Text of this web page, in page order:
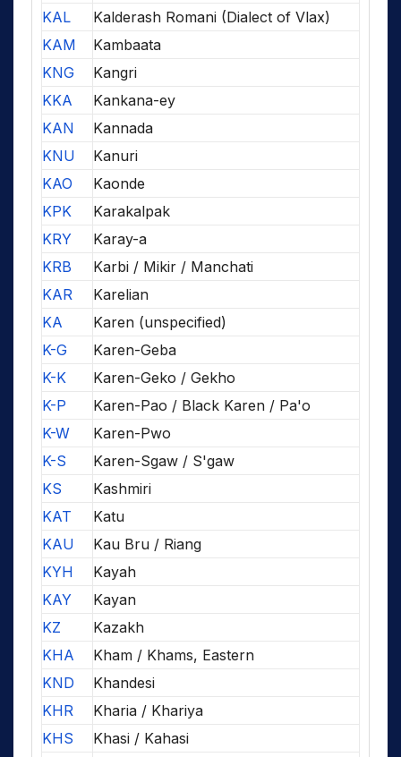
KAL
Kalderash Romani (Dialect of Vlax)
KAM
Kambaata
KNG
Kangri
KKA
Kankana-ey
KAN
Kannada
KNU
Kanuri
KAO
Kaonde
KPK
Karakalpak
KRY
Karay-a
KRB
Karbi / Mikir / Manchati
KAR
Karelian
KA
Karen (unspecified)
K-G
Karen-Geba
K-K
Karen-Geko / Gekho
K-P
Karen-Pao / Black Karen / Pa'o
K-W
Karen-Pwo
K-S
Karen-Sgaw / S'gaw
KS
Kashmiri
KAT
Katu
KAU
Kau Bru / Riang
KYH
Kayah
KAY
Kayan
KZ
Kazakh
KHA
Kham / Khams, Eastern
KND
Khandesi
KHR
Kharia / Khariya
KHS
Khasi / Kahasi